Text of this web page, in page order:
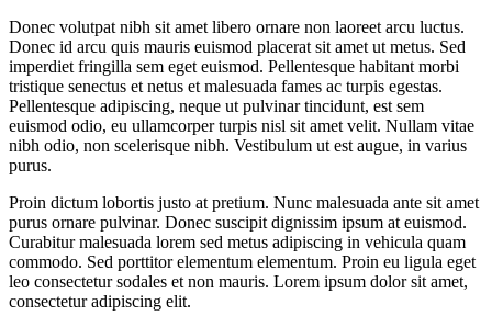
Donec volutpat nibh sit amet libero ornare non laoreet arcu luctus.
Donec id arcu quis mauris euismod placerat sit amet ut metus. Sed
imperdiet fringilla sem eget euismod. Pellentesque habitant morbi
tristique senectus et netus et malesuada fames ac turpis egestas.
Pellentesque adipiscing, neque ut pulvinar tincidunt, est sem
euismod odio, eu ullamcorper turpis nisl sit amet velit. Nullam vitae
nibh odio, non scelerisque nibh. Vestibulum ut est augue, in varius
purus.
Proin dictum lobortis justo at pretium. Nunc malesuada ante sit amet
purus ornare pulvinar. Donec suscipit dignissim ipsum at euismod.
Curabitur malesuada lorem sed metus adipiscing in vehicula quam
commodo. Sed porttitor elementum elementum. Proin eu ligula eget
leo consectetur sodales et non mauris. Lorem ipsum dolor sit amet,
consectetur adipiscing elit.